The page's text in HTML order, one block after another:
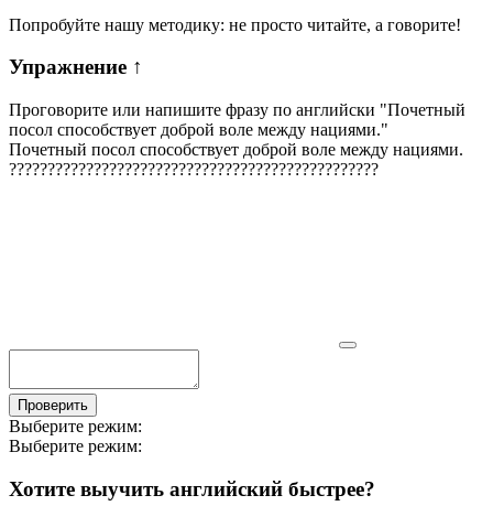
Попробуйте нашу методику: не просто читайте, а говорите!
Упражнение ↑
Проговорите или напишите фразу по английски "Почетный
посол способствует доброй воле между нациями."
Почетный посол способствует доброй воле между нациями.
????????????????????????????????????????????????
Проверить
Выберите режим:
Выберите режим:
Хотите выучить английский быстрее?